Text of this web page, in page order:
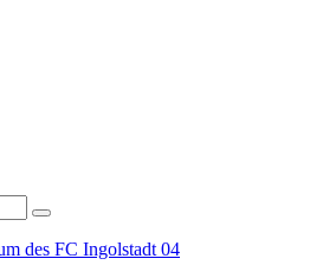
des FC Ingolstadt 04